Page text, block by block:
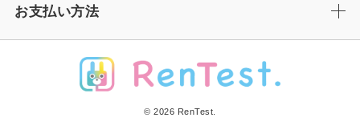
お支払い方法
© 2026 RenTest.